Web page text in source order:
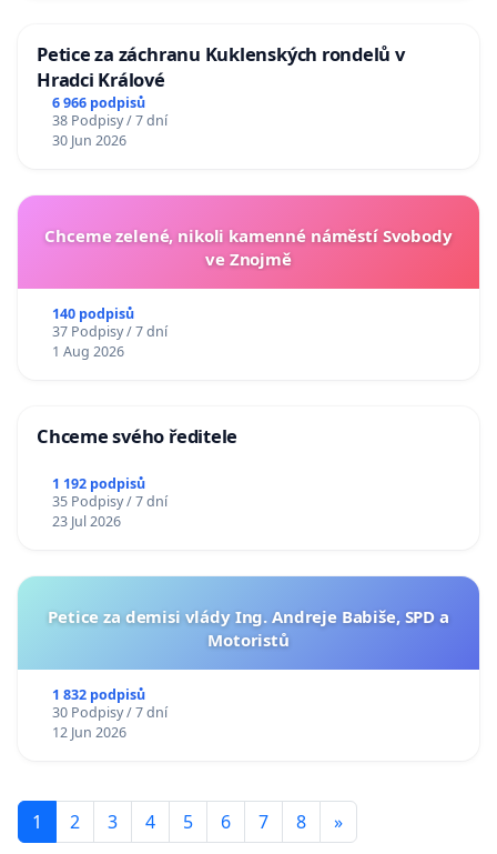
Petice za záchranu Kuklenských rondelů v
Hradci Králové
6 966 podpisů
38 Podpisy / 7 dní
30 Jun 2026
Chceme zelené, nikoli kamenné náměstí Svobody
ve Znojmě
140 podpisů
37 Podpisy / 7 dní
1 Aug 2026
Chceme svého ředitele
1 192 podpisů
35 Podpisy / 7 dní
23 Jul 2026
Petice za demisi vlády Ing. Andreje Babiše, SPD a
Motoristů
1 832 podpisů
30 Podpisy / 7 dní
12 Jun 2026
1 2 3 4 5 6 7 8 »